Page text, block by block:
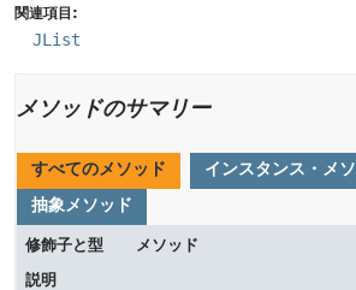
関連項目:
JList
メソッドのサマリー
すべてのメソッド
インスタンス・メ
抽象メソッド
修飾子と型
メソッド
説明